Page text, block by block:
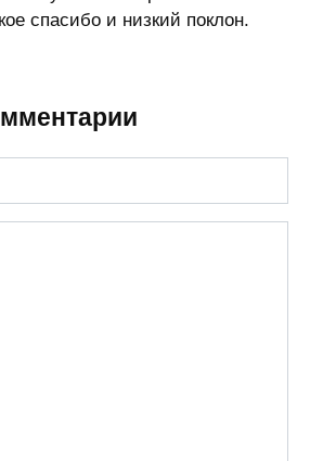
спасибо и низкий поклон.